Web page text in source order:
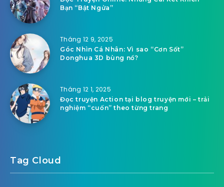
Bạn “Bật Ngửa”
Tháng 12 9, 2025
Góc Nhìn Cá Nhân: Vì sao “Cơn Sốt”
Donghua 3D bùng nổ?
Tháng 12 1, 2025
Đọc truyện Action tại blog truyện mới – trải
nghiệm “cuốn” theo từng trang
Tag Cloud